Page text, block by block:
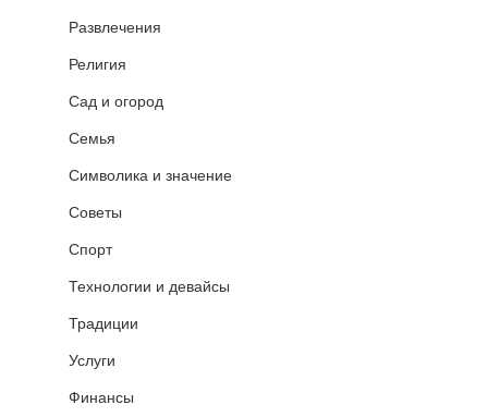
Развлечения
Религия
Сад и огород
Семья
Символика и значение
Советы
Спорт
Технологии и девайсы
Традиции
Услуги
Финансы